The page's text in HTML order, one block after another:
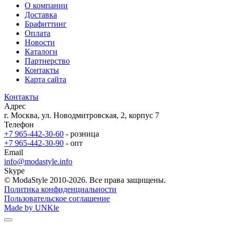
О компании
Доставка
Брафиттинг
Оплата
Новости
Каталоги
Партнерство
Контакты
Карта сайта
Контакты
Адрес
г. Москва, ул. Новодмитровская, 2, корпус 7
Телефон
+7 965-442-30-60 - розница
+7 965-442-30-90 - опт
Email
info@modastyle.info
Skype
© ModaStyle 2010-2026. Все права защищены.
Политика конфиденциальности
Пользовательское соглашение
Made by UNKle